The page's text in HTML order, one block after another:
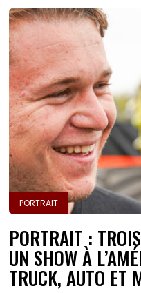
PORTRAIT
PORTRAIT :
UN SHOW À
TRUCK, AUTO ET